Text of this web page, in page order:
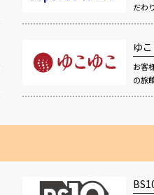
だわ
ゆ
お客
の旅